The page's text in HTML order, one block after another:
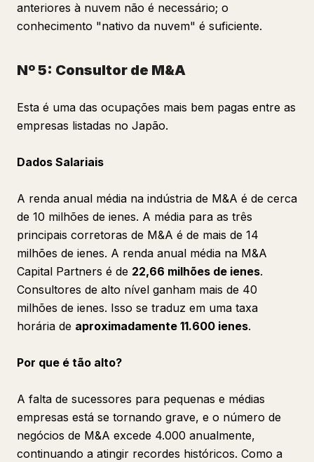
anteriores à nuvem não é necessário; o
conhecimento "nativo da nuvem" é suficiente.
Nº 5: Consultor de M&A
Esta é uma das ocupações mais bem pagas entre as
empresas listadas no Japão.
Dados Salariais
A renda anual média na indústria de M&A é de cerca
de 10 milhões de ienes. A média para as três
principais corretoras de M&A é de mais de 14
milhões de ienes. A renda anual média na M&A
Capital Partners é de 22,66 milhões de ienes.
Consultores de alto nível ganham mais de 40
milhões de ienes. Isso se traduz em uma taxa
horária de aproximadamente 11.600 ienes.
Por que é tão alto?
A falta de sucessores para pequenas e médias
empresas está se tornando grave, e o número de
negócios de M&A excede 4.000 anualmente,
continuando a atingir recordes históricos. Como a